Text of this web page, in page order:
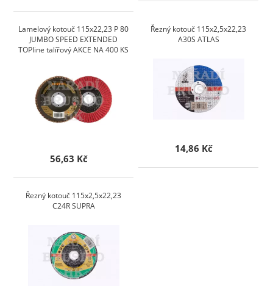
Lamelový kotouč 115x22,23 P 80
JUMBO SPEED EXTENDED
TOPline talířový AKCE NA 400 KS
56,63 Kč
Řezný kotouč 115x2,5x22,23
A30S ATLAS
14,86 Kč
Řezný kotouč 115x2,5x22,23
C24R SUPRA